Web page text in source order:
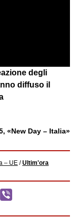
degli
diffuso il
«New Day – Italia»
– UE /Ultim'ora